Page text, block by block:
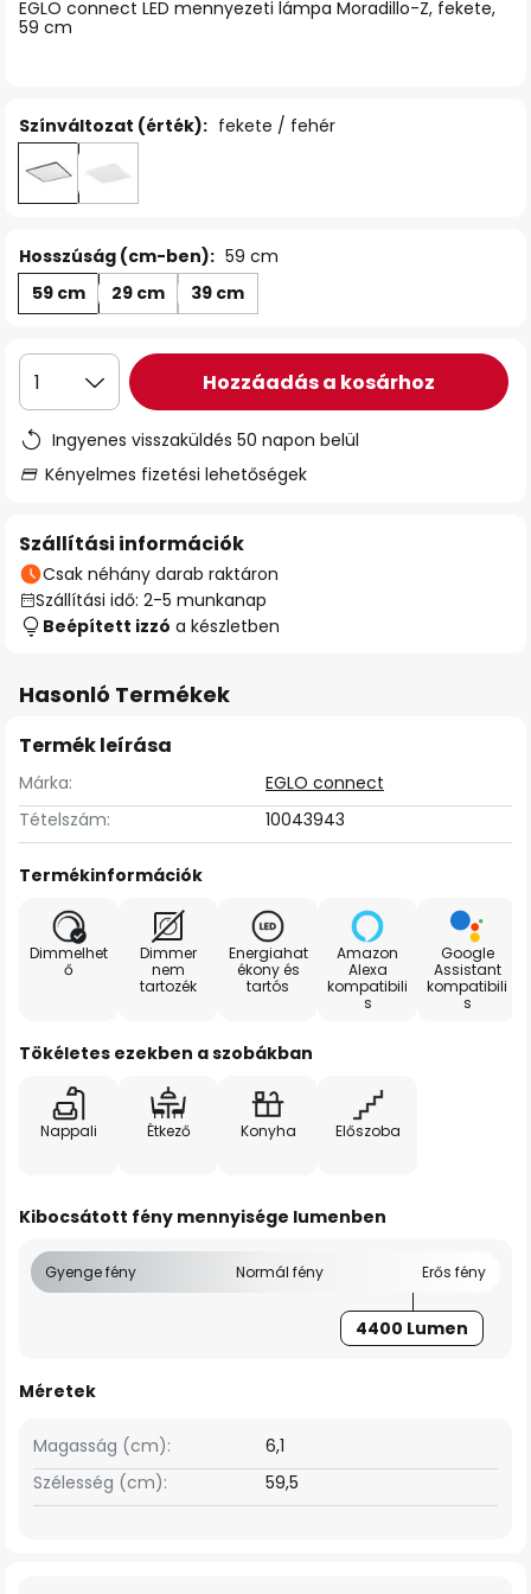
EGLO connect LED mennyezeti lámpa Moradillo-Z, fekete,
59 cm
Színváltozat (érték): fekete / fehér
Hosszúság (cm-ben): 59 cm
59 cm
29 cm 39 cm
1 Hozzáadás a kosárhoz
Ingyenes visszaküldés 50 napon belül
Kényelmes fizetési lehetőségek
Szállítási információk
Csak néhány darab raktáron
Szállítási idő: 2-5 munkanap
Beépített izzó a készletben
Hasonló Termékek
Termék leírása
Márka:
EGLO connect
Tételszám:
10043943
Termékinformációk
Dimmelhet
ő
Dimmer
nem
tartozék
Energiahat
ékony és
tartós
Amazon
Alexa
kompatibili
s
Google
Assistant
kompatibili
s
Tökéletes ezekben a szobákban
Nappali Étkező Konyha Előszoba
Kibocsátott fény mennyisége lumenben
Gyenge fény Normál fény Erős fény
4400 Lumen
Méretek
Szélesség (cm): 59,5
Magasság (cm): 6,1